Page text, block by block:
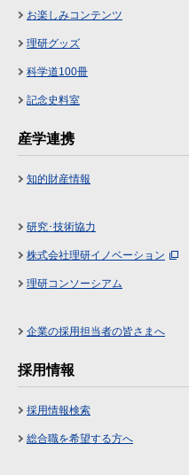
お楽しみコンテンツ
理研グッズ
科学道100冊
記念史料室
産学連携
知的財産情報
研究･技術協力
株式会社理研イノベーション
理研コンソーシアム
企業の採用担当者の皆さまへ
採用情報
採用情報検索
総合職を希望する方へ